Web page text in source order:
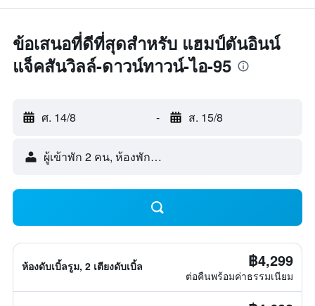
ข้อเสนอที่ดีที่สุดสำหรับ แฮมป์ตันอินน์
แจ็คสันวิลล์-ดาวน์ทาวน์-ไอ-95
ศ. 14/8 - ส. 15/8
ผู้เข้าพัก 2 คน, ห้องพัก 1 ห้อง
ห้องดับเบิ้ลรูม, 2 เตียงดับเบิ้ล ฿4,299
ต่อคืนพร้อมค่าธรรมเนียม